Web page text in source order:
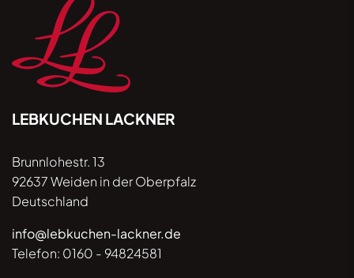
LEBKUCHEN LACKNER
Brunnlohestr. 13
92637 Weiden in der Oberpfalz
Deutschland
info@lebkuchen-lackner.de
Telefon: 0160 - 94824581